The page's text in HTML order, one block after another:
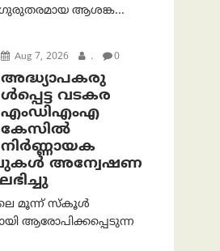
ഗുരുതരമായ ആശങ്ക...
Aug 7, 2026 . 0
അദ്ധ്യാപകരു
ള്‍പ്പെട്ട വടകര
എംഡി‌എം‌എ
കേസില്‍
നിര്‍ണ്ണായക
അന്വേഷണ
മൂന്ന് സ്കൂൾ
ആരോപിക്കപ്പെടുന്ന